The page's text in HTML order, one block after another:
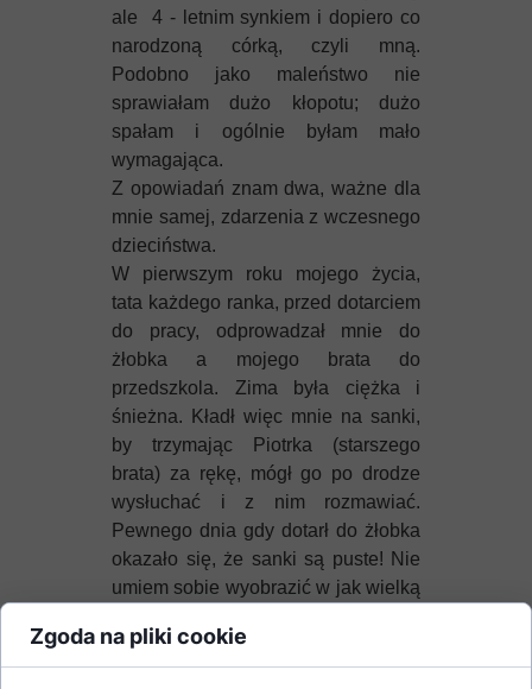
Symi
Thasos
Lanzarote
ale 4 - letnim synkiem i dopiero co
narodzoną córką, czyli mną.
Podobno jako maleństwo nie
sprawiałam dużo kłopotu; dużo
spałam i ogólnie byłam mało
wymagająca.
Z opowiadań znam dwa, ważne dla
mnie samej, zdarzenia z wczesnego
dzieciństwa.
W pierwszym roku mojego życia,
tata każdego ranka, przed dotarciem
do pracy, odprowadzał mnie do
żłobka a mojego brata do
przedszkola. Zima była ciężka i
śnieżna. Kładł więc mnie na sanki,
by trzymając Piotrka (starszego
brata) za rękę, mógł go po drodze
wysłuchać i z nim rozmawiać.
Pewnego dnia gdy dotarł do żłobka
okazało się, że sanki są puste! Nie
umiem sobie wyobrazić w jak wielką
i... znalazł mnie. Podobnie smacznie
spałam w śnieżnej zaspie.
Zgoda na pliki cookie